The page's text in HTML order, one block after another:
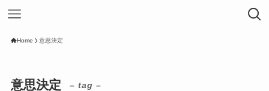
Home 意思決定
意思決定 – tag –